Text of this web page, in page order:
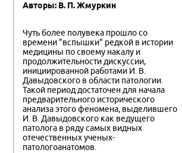
Авторы: В. П. Жмуркин
Чуть более полувека прошло со
времени "вспышки" редкой в истории
медицины по своему накалу и
продолжительности дискуссии,
инициированной работами И. В.
Давыдовского в области патологии.
Такой период достаточен для начала
предварительного исторического
анализа этого феномена, выделившего
И. В. Давыдовского как ведущего
патолога в ряду самых видных
отечественных ученых-
патологоанатомов.